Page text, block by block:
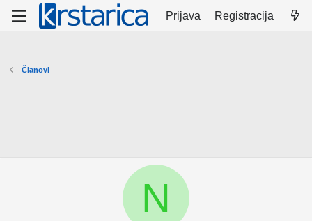
Prijava Registracija
Članovi
N